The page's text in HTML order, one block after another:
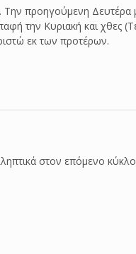
Την προηγούμενη
την Κυριακή και χθες
εκ των προτέρων.
στον επόμενο κύκλο